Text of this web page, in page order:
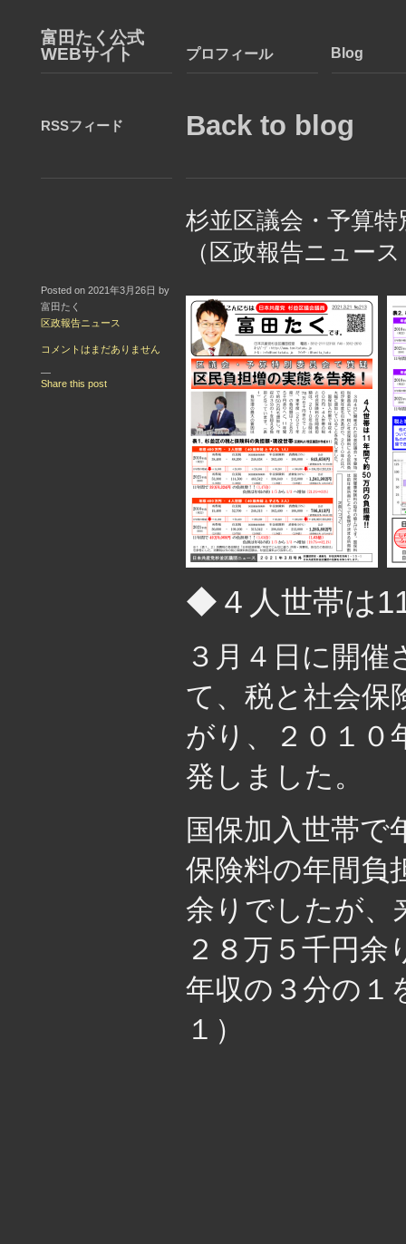
富田たく公式
WEBサイト
プロフィール Blog
RSSフィード Back to blog
杉並区議会・予算
（区政報告ニュー
Posted on 2021年3月26日 by
富田たく
区政報告ニュース
コメントはまだありません
—
Share this post
◆４人世帯は
３月４日に開催
て、税と社会保
がり、２０１０
発しました。
国保加入世帯で
保険料の年間負
余りでしたが、
２８万５千円
年収の３分の１
１）